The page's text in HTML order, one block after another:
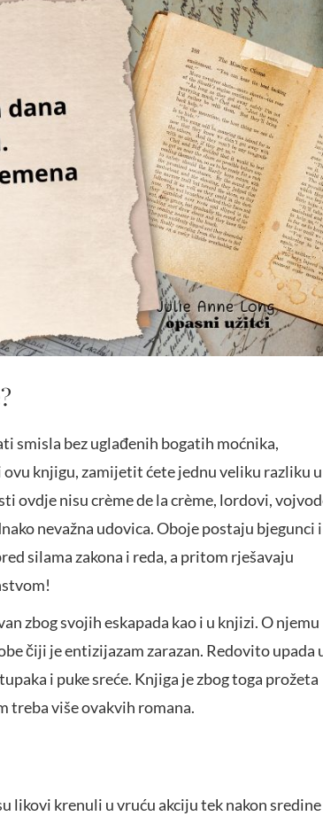
smisla bez uglađenih bogatih moćnika,
knjigu, zamijetit ćete jednu veliku razliku u
ovdje nisu crème de la crème, lordovi,
nevažna udovica. Oboje postaju bjegunci
silama zakona i reda, a pritom rješavaju
zbog svojih eskapada kao i u knjizi. O njemu
čiji je entizijazam zarazan. Redovito upada
i puke sreće. Knjiga je zbog toga prožeta
treba više ovakvih romana.
likovi krenuli u vruću akciju tek nakon sredine